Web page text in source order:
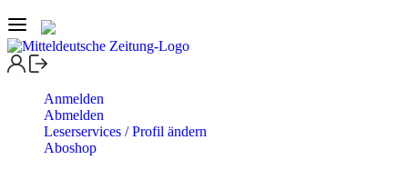
Anmelden
Abmelden
Leserservices / Profil ändern
Aboshop